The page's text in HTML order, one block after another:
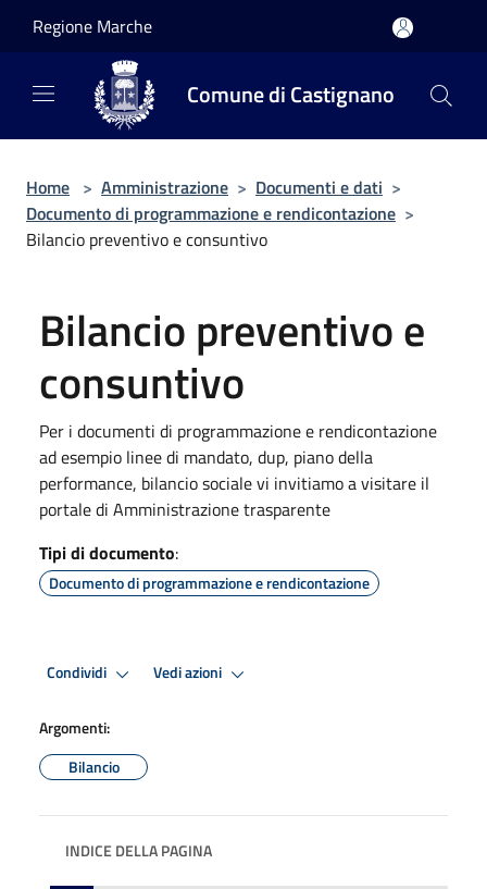
Regione Marche
Comune di Castignano
Home > Amministrazione > Documenti e dati >
Documento di programmazione e rendicontazione >
Bilancio preventivo e consuntivo
Bilancio preventivo e
consuntivo
Per i documenti di programmazione e rendicontazione
ad esempio linee di mandato, dup, piano della
performance, bilancio sociale vi invitiamo a visitare il
portale di Amministrazione trasparente
Tipi di documento:
Documento di programmazione e rendicontazione
Condividi Vedi azioni
Argomenti:
Bilancio
INDICE DELLA PAGINA